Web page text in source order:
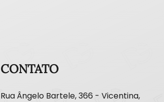
CONTATO
Rua Ângelo Bartele, 366 - Vicentina,